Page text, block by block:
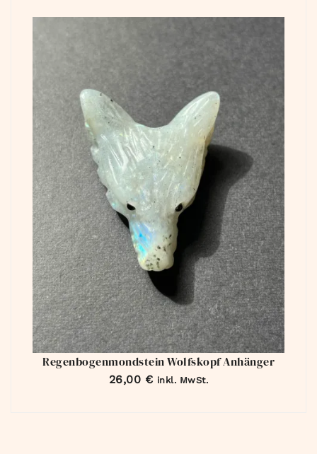
Regenbogenmondstein Wolfskopf Anhänger
26,00 € inkl. MwSt.